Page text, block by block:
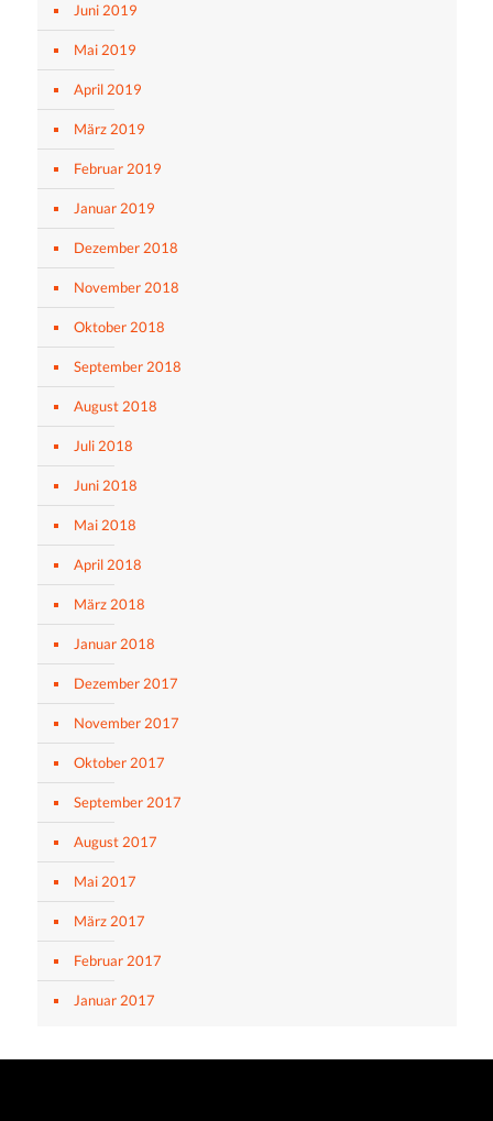
Juni 2019
Mai 2019
April 2019
März 2019
Februar 2019
Januar 2019
Dezember 2018
November 2018
Oktober 2018
September 2018
August 2018
Juli 2018
Juni 2018
Mai 2018
April 2018
März 2018
Januar 2018
Dezember 2017
November 2017
Oktober 2017
September 2017
August 2017
Mai 2017
März 2017
Februar 2017
Januar 2017